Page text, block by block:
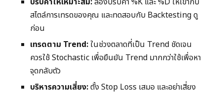
สไตล์การเทรดของคุณ และทดสอบกับ Backtesting ดู
ก่อน
เทรดตาม Trend:ในช่วงตลาดที่เป็น Trend ชัดเจน
ควรใช้ Stochastic เพื่อยืนยัน Trend มากกว่าใช้เพื่อหา
จุดกลับตัว
บริหารความเสี่ยง:ตั้ง Stop Loss เสมอ และอย่าเสี่ยง